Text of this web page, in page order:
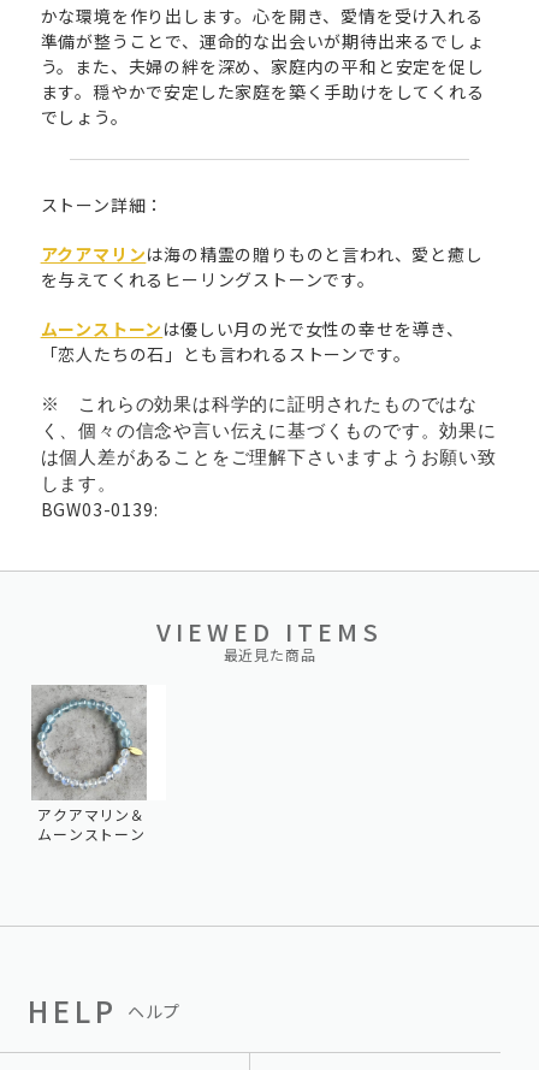
かな環境を作り出します。心を開き、愛情を受け入れる
準備が整うことで、運命的な出会いが期待出来るでしょ
う。また、夫婦の絆を深め、家庭内の平和と安定を促し
ます。穏やかで安定した家庭を築く手助けをしてくれる
でしょう。
ストーン詳細：
アクアマリンは海の精霊の贈りものと言われ、愛と癒し
を与えてくれるヒーリングストーンです。
ムーンストーン は優しい月の光で女性の幸せを導き、
「恋人たちの石」とも言われるストーンです。
※ これらの効果は科学的に証明されたものではな
く、個々の信念や言い伝えに基づくものです。効果に
は個人差があることをご理解下さいますようお願い致
します。
BGW03-0139:
VIEWED ITEMS
最近見た商品
アクアマリン＆
ムーンストーン
HELP ヘルプ